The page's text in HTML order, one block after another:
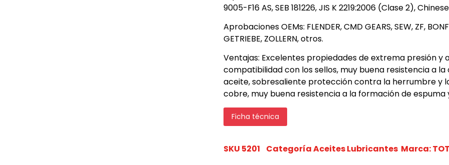
9005-F16 AS, SEB 181226, JIS K 2219:2006 (Clase 2),
Aprobaciones OEMs: FLENDER, CMD GEARS, SEW, ZF,
GETRIEBE, ZOLLERN, otros.
Ventajas: Excelentes propiedades de extrema presión y
compatibilidad con los sellos, muy buena resistencia a
aceite, sobresaliente protección contra la herrumbre y
cobre, muy buena resistencia a la formación de espuma
Ficha técnica
SKU 5201 CategoríaAceites Lubricantes Marca: